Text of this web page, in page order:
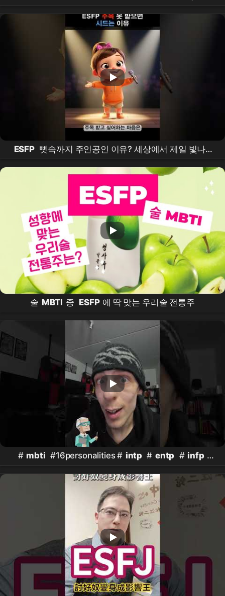
오북
ESFP 뼛속까지 주인공인 이유? 세상에서 제일 빛나는
본능
술 MBTI 중 ESFP 에 딱 맞는 우리술 전통주
# mbti #16personalities # intp # entp # infp
# estj # esfp # enfp